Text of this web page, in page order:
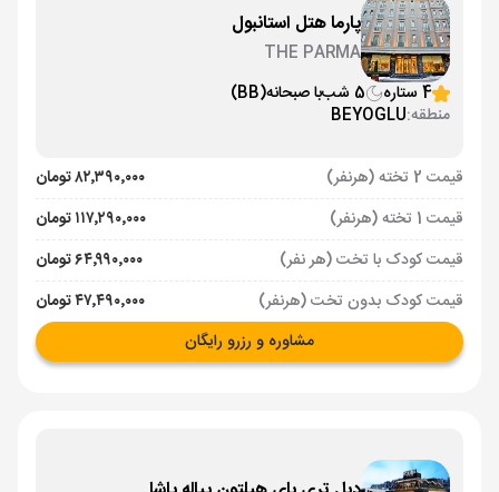
پارما هتل استانبول
THE PARMA
4 ستاره
5 شب با صبحانه(BB)
منطقه:BEYOGLU
قیمت 2 تخته (هرنفر)
۸۲٬۳۹۰٬۰۰۰ تومان
قیمت 1 تخته (هرنفر)
۱۱۷٬۲۹۰٬۰۰۰ تومان
قیمت کودک با تخت (هر نفر)
۶۴٬۹۹۰٬۰۰۰ تومان
قیمت کودک بدون تخت (هرنفر)
۴۷٬۴۹۰٬۰۰۰ تومان
مشاوره و رزرو رایگان